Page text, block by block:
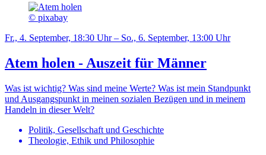
© pixabay
Fr., 4. September, 18:30 Uhr – So., 6. September, 13:00 Uhr
Atem holen - Auszeit für Männer
Was ist wichtig? Was sind meine Werte? Was ist mein Standpunkt
und Ausgangspunkt in meinen sozialen Bezügen und in meinem
Handeln in dieser Welt?
Politik, Gesellschaft und Geschichte
Theologie, Ethik und Philosophie